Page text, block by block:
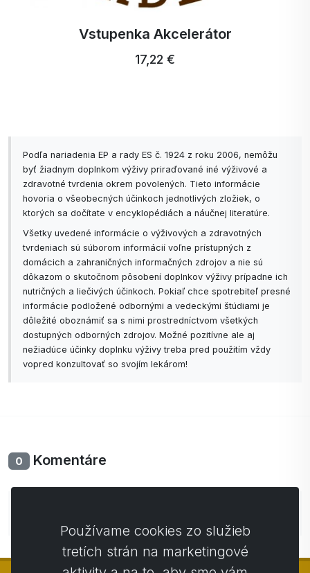
Vstupenka Akcelerátor
17,22 €
Podľa nariadenia EP a rady ES č. 1924 z roku 2006, nemôžu
byť žiadnym doplnkom výživy priraďované iné výživové a
zdravotné tvrdenia okrem povolených. Tieto informácie
hovoria o všeobecných účinkoch jednotlivých zložiek, o
ktorých sa dočítate v encyklopédiách a náučnej literatúre.
Všetky uvedené informácie o výživových a zdravotných
tvrdeniach sú súborom informácií voľne prístupných z
domácich a zahraničných informačných zdrojov a nie sú
dôkazom o skutočnom pôsobení doplnkov výživy prípadne ich
nutričných a liečivých účinkoch. Pokiaľ chce spotrebiteľ presné
informácie podložené odbornými a vedeckými štúdiami je
dôležité oboznámiť sa s nimi prostredníctvom všetkých
dostupných odborných zdrojov. Možné pozitívne ale aj
nežiadúce účinky doplnku výživy treba pred použitím vždy
vopred konzultovať so svojím lekárom!
0 Komentáre
Používame cookies zo služieb
tretích strán na marketingové